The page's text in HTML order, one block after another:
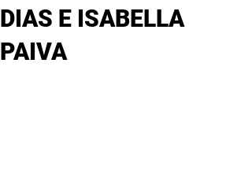
DIAS E ISABELLA
PAIVA